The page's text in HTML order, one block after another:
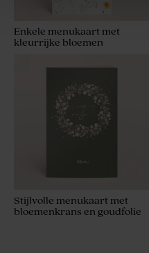
Enkele menukaart met
kleurrijke bloemen
Stijlvolle menukaart met
bloemenkrans en goudfolie